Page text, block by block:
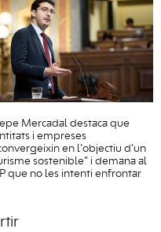
Mercadal destaca que
i empreses
en l’objectiu d’un
sostenible” i demana al
que no les intenti enfrontar